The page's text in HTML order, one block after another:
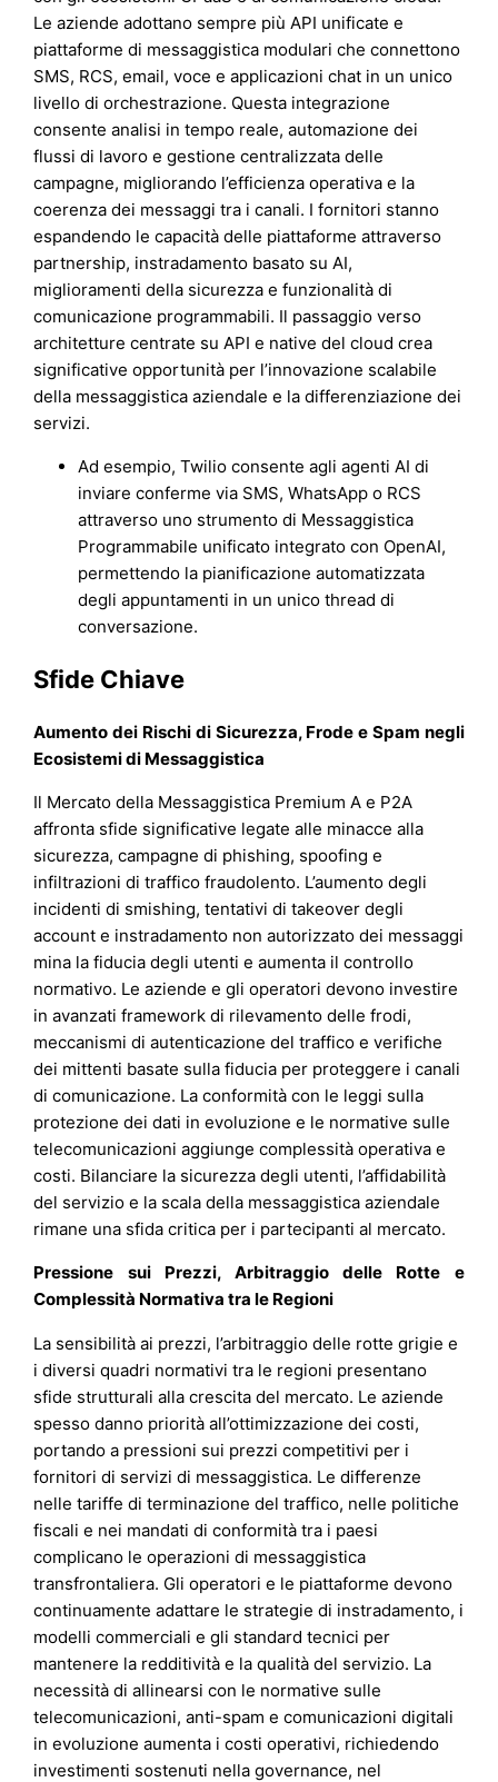
Le aziende adottano sempre più API unificate e
piattaforme di messaggistica modulari che connettono
SMS, RCS, email, voce e applicazioni chat in un unico
livello di orchestrazione. Questa integrazione
consente analisi in tempo reale, automazione dei
flussi di lavoro e gestione centralizzata delle
campagne, migliorando l’efficienza operativa e la
coerenza dei messaggi tra i canali. I fornitori stanno
espandendo le capacità delle piattaforme attraverso
partnership, instradamento basato su AI,
miglioramenti della sicurezza e funzionalità di
comunicazione programmabili. Il passaggio verso
architetture centrate su API e native del cloud crea
significative opportunità per l’innovazione scalabile
della messaggistica aziendale e la differenziazione dei
servizi.
Ad esempio, Twilio consente agli agenti AI di
inviare conferme via SMS, WhatsApp o RCS
attraverso uno strumento di Messaggistica
Programmabile unificato integrato con OpenAI,
permettendo la pianificazione automatizzata
degli appuntamenti in un unico thread di
conversazione.
Sfide Chiave
Aumento dei Rischi di Sicurezza, Frode e Spam negli
Ecosistemi di Messaggistica
Il Mercato della Messaggistica Premium A e P2A
affronta sfide significative legate alle minacce alla
sicurezza, campagne di phishing, spoofing e
infiltrazioni di traffico fraudolento. L’aumento degli
incidenti di smishing, tentativi di takeover degli
account e instradamento non autorizzato dei messaggi
mina la fiducia degli utenti e aumenta il controllo
normativo. Le aziende e gli operatori devono investire
in avanzati framework di rilevamento delle frodi,
meccanismi di autenticazione del traffico e verifiche
dei mittenti basate sulla fiducia per proteggere i canali
di comunicazione. La conformità con le leggi sulla
protezione dei dati in evoluzione e le normative sulle
telecomunicazioni aggiunge complessità operativa e
costi. Bilanciare la sicurezza degli utenti, l’affidabilità
del servizio e la scala della messaggistica aziendale
rimane una sfida critica per i partecipanti al mercato.
Pressione sui Prezzi, Arbitraggio delle Rotte e
Complessità Normativa tra le Regioni
La sensibilità ai prezzi, l’arbitraggio delle rotte grigie e
i diversi quadri normativi tra le regioni presentano
sfide strutturali alla crescita del mercato. Le aziende
spesso danno priorità all’ottimizzazione dei costi,
portando a pressioni sui prezzi competitivi per i
fornitori di servizi di messaggistica. Le differenze
nelle tariffe di terminazione del traffico, nelle politiche
fiscali e nei mandati di conformità tra i paesi
complicano le operazioni di messaggistica
transfrontaliera. Gli operatori e le piattaforme devono
continuamente adattare le strategie di instradamento, i
modelli commerciali e gli standard tecnici per
mantenere la redditività e la qualità del servizio. La
necessità di allinearsi con le normative sulle
telecomunicazioni, anti-spam e comunicazioni digitali
in evoluzione aumenta i costi operativi, richiedendo
investimenti sostenuti nella governance, nel